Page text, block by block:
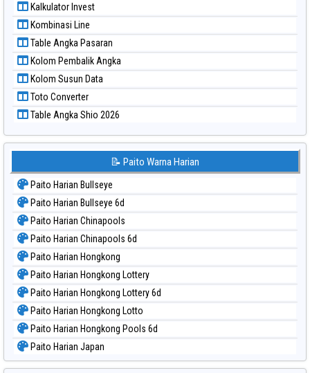
Paito Warna Sydney Lottery 6d
Paito Warna Sydney Lotto
Paito Warna Sydney Pools 6d
Paito Warna Taipei
Paito Warna Taiwan
Kalkulator Invest
Kombinasi Line
Table Angka Pasaran
Kolom Pembalik Angka
Kolom Susun Data
Toto Converter
Table Angka Shio 2026
📝 Paito Warna Harian
Paito Harian Bullseye
Paito Harian Bullseye 6d
Paito Harian Chinapools
Paito Harian Chinapools 6d
Paito Harian Hongkong
Paito Harian Hongkong Lottery
Paito Harian Hongkong Lottery 6d
Paito Harian Hongkong Lotto
Paito Harian Hongkong Pools 6d
Paito Harian Japan
Paito Harian Japan 6d